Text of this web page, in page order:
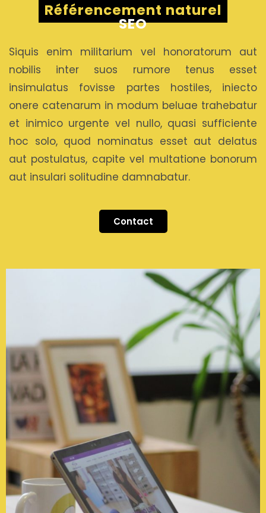
Référencement naturel
SEO
Siquis enim militarium vel honoratorum aut
nobilis inter suos rumore tenus esset
insimulatus fovisse partes hostiles, iniecto
onere catenarum in modum beluae trahebatur
et inimico urgente vel nullo, quasi sufficiente
hoc solo, quod nominatus esset aut delatus
aut postulatus, capite vel multatione bonorum
aut insulari solitudine damnabatur.
Contact